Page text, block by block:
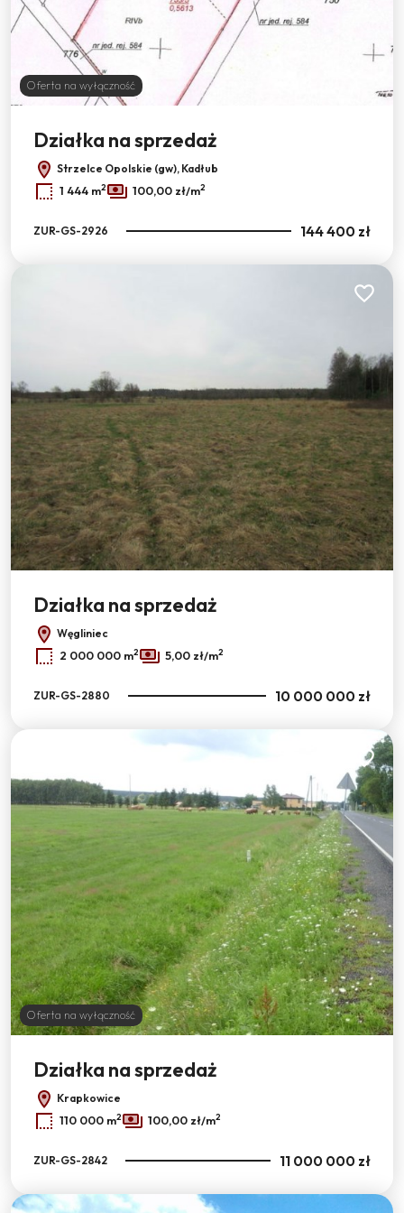
Oferta na wyłączność
Działka na sprzedaż
Strzelce Opolskie (gw), Kadłub
1 444 m2 100,00 zł/m2
ZUR-GS-2926 144 400 zł
Dodaj
Działka na sprzedaż
Węgliniec
2 000 000 m2 5,00 zł/m2
ZUR-GS-2880 10 000 000 zł
Oferta na wyłączność
Dodaj
Działka na sprzedaż
Krapkowice
110 000 m2 100,00 zł/m2
ZUR-GS-2842 11 000 000 zł